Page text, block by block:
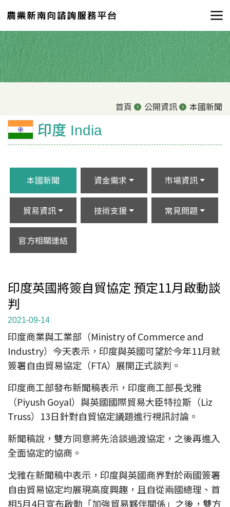
首頁 公開資訊 本國新聞
印度 India
本國新聞 資金需求 市場資訊
貿易資訊 技術支援 常見問題
官方相關連結
印度英國將簽自貿協定 預定11月啟動談
判
2021-09-14
印度商業與工業部（Ministry of Commerce and
Industry）今天表示，印度與英國可望於今年11月就
簽署自由貿易協定（FTA）展開正式談判。
印度商工部發布新聞稿表示，印度商工部長戈雅
（Piyush Goyal）與英國國際貿易大臣特拉斯（Liz
Truss）13日針對自貿協定議題進行視訊討論。
新聞稿說，雙方同意將先洽談過渡協定，之後再進入
全面協定的協商。
戈雅在新聞稿中表示，印度與英國商界對於兩國簽署
自由貿易協定均展現高度興趣，且自從兩國總理、首
相5月4日宣布啟動「加強貿易夥伴關係」之後，雙方